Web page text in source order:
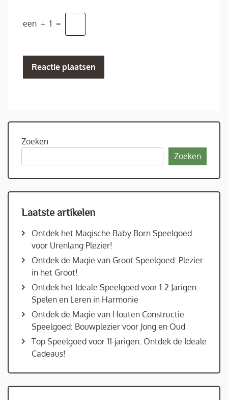
een + 1 =
Zoeken
Zoeken
Laatste artikelen
Ontdek het Magische Baby Born Speelgoed
voor Urenlang Plezier!
Ontdek de Magie van Groot Speelgoed: Plezier
in het Groot!
Ontdek het Ideale Speelgoed voor 1-2 Jarigen:
Spelen en Leren in Harmonie
Ontdek de Magie van Houten Constructie
Speelgoed: Bouwplezier voor Jong en Oud
Top Speelgoed voor 11-jarigen: Ontdek de Ideale
Cadeaus!